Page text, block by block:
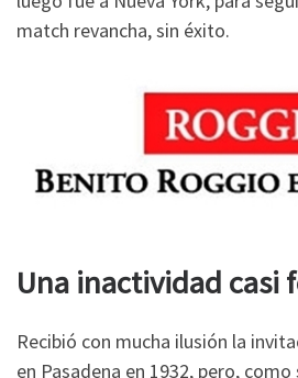
match revancha, sin éxito.
Una inactividad casi
Recibió con mucha ilusión la
en Pasadena en 1932, pero, como